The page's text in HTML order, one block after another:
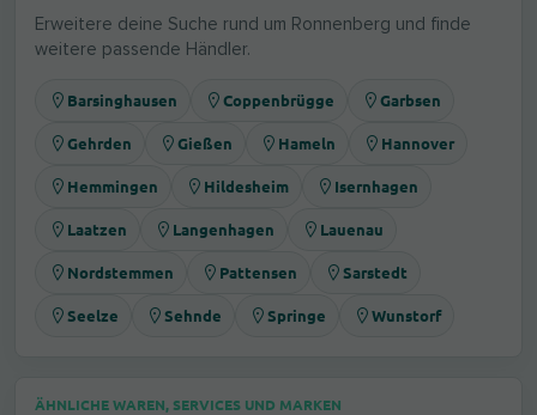
Erweitere deine Suche rund um Ronnenberg und finde
weitere passende Händler.
Barsinghausen Coppenbrügge Garbsen
Gehrden Gießen Hameln Hannover
Hemmingen Hildesheim Isernhagen
Laatzen Langenhagen Lauenau
Nordstemmen Pattensen Sarstedt
Seelze Sehnde Springe Wunstorf
ÄHNLICHE WAREN, SERVICES UND MARKEN